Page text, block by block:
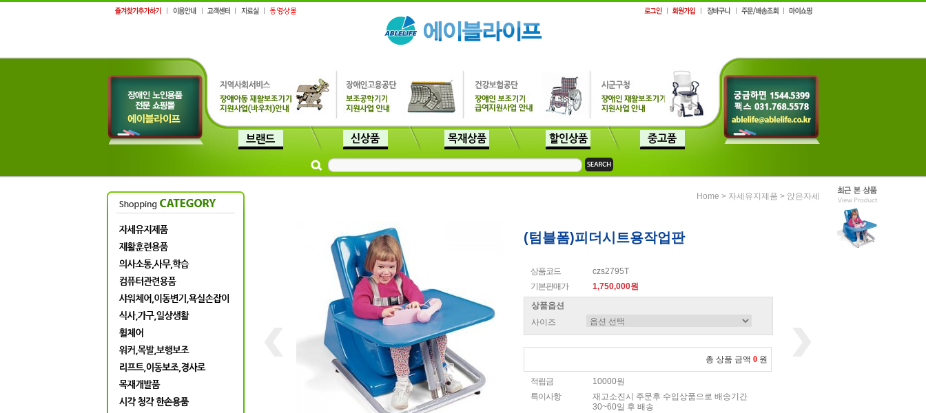
Home > 자세유지제품 > 앉은자세
(텀블폼)피더시트용작업판
상품코드
czs2795T
기본판매가
1,750,000원
상품옵션
사이즈
총 상품 금액 0 원
적립금
10000원
특이사항
재고소진시 주문후 수입상품으로 배송기간
30~60일 후 배송